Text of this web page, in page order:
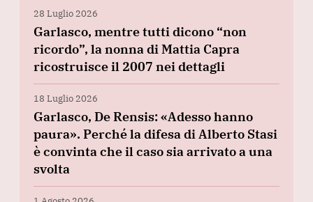
28 Luglio 2026
Garlasco, mentre tutti dicono “non
ricordo”, la nonna di Mattia Capra
ricostruisce il 2007 nei dettagli
18 Luglio 2026
Garlasco, De Rensis: «Adesso hanno
paura». Perché la difesa di Alberto Stasi
è convinta che il caso sia arrivato a una
svolta